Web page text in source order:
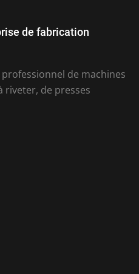
de fabrication
de machines
riveter, de presses